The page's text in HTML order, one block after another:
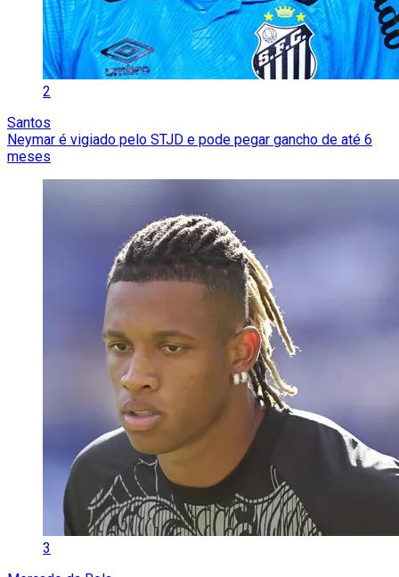
2
Santos
Neymar é vigiado pelo STJD e pode pegar gancho de até 6
meses
3